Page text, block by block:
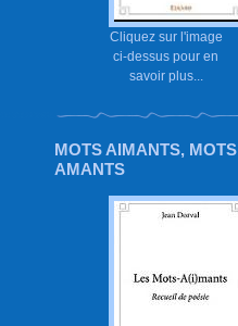
Cliquez sur l'image
ci-dessus pour en
savoir plus...
MOTS AIMANTS, MOTS
AMANTS